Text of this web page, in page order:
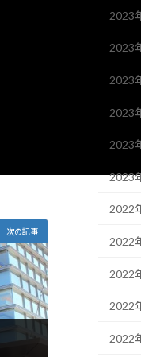
次の記事
2023
2023
2023
2023
2023
2023
2022
2022
2022
2022
2022